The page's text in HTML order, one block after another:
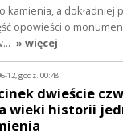
kamienia, a dokładniej
opowieści o
» więcej
12, godz. 00:48
dwieście
wieki historii